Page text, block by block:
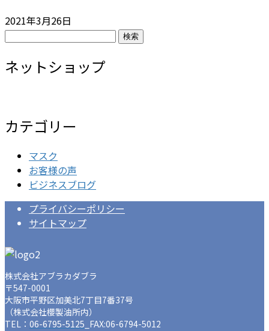
2021年3月26日
検
ネットショップ
カテゴリー
マスク
お客様の声
ビジネスブログ
プライバシーポリシー
サイトマップ
株式会社アブラカダブラ
〒547-0001
大阪市平野区加美北7丁目7番37号
（株式会社櫻製油所内）
TEL： 06-6795-5125 _FAX:06-6794-5012